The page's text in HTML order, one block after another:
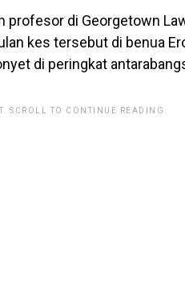
profesor di Georgetown
kes tersebut di benua
di peringkat
SCROLL TO CONTINUE READING.